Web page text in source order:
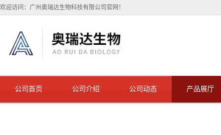
欢迎访问：广州奥瑞达生物科技有限公司官网！
公司首页 公司介绍 公司动态 产品展厅